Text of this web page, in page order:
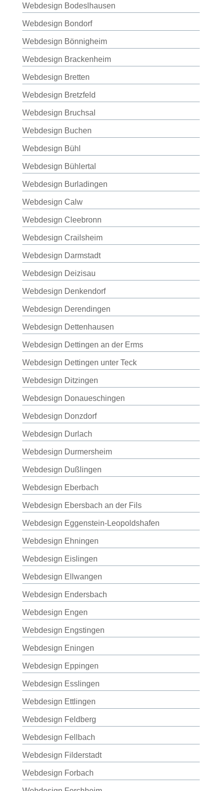
Webdesign Bodeslhausen
Webdesign Bondorf
Webdesign Bönnigheim
Webdesign Brackenheim
Webdesign Bretten
Webdesign Bretzfeld
Webdesign Bruchsal
Webdesign Buchen
Webdesign Bühl
Webdesign Bühlertal
Webdesign Burladingen
Webdesign Calw
Webdesign Cleebronn
Webdesign Crailsheim
Webdesign Darmstadt
Webdesign Deizisau
Webdesign Denkendorf
Webdesign Derendingen
Webdesign Dettenhausen
Webdesign Dettingen an der Erms
Webdesign Dettingen unter Teck
Webdesign Ditzingen
Webdesign Donaueschingen
Webdesign Donzdorf
Webdesign Durlach
Webdesign Durmersheim
Webdesign Dußlingen
Webdesign Eberbach
Webdesign Ebersbach an der Fils
Webdesign Eggenstein-Leopoldshafen
Webdesign Ehningen
Webdesign Eislingen
Webdesign Ellwangen
Webdesign Endersbach
Webdesign Engen
Webdesign Engstingen
Webdesign Eningen
Webdesign Eppingen
Webdesign Esslingen
Webdesign Ettlingen
Webdesign Feldberg
Webdesign Fellbach
Webdesign Filderstadt
Webdesign Forbach